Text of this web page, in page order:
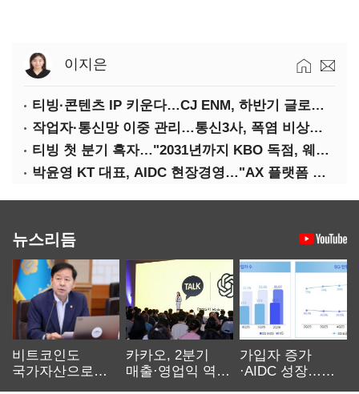
이지은
티빙·콘텐츠 IP 키운다…CJ ENM, 하반기 글로벌 확장 가속
작업자·통신망 이중 관리…통신3사, 폭염 비상대응 돌입
티빙 첫 분기 흑자…"2031년까지 KBO 독점, 웨이브 합병도 속도"
박윤영 KT 대표, AIDC 현장경영…"AX 플랫폼 핵심 인프라로 키운다"
뉴스리듬
비트코인도
국가자산으로…'
카카오, 2분기
매출·영업익 역대
가입자 증가
·AIDC 성장…